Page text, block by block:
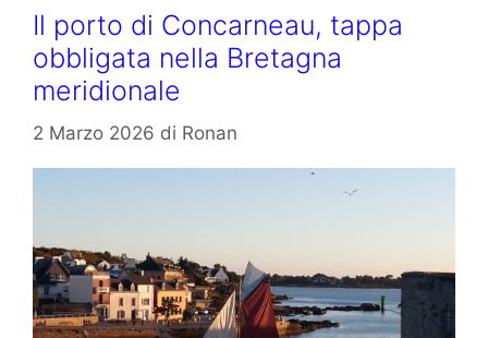
Il porto di Concarneau, tappa
obbligata nella Bretagna
meridionale
2 Marzo 2026 di Ronan